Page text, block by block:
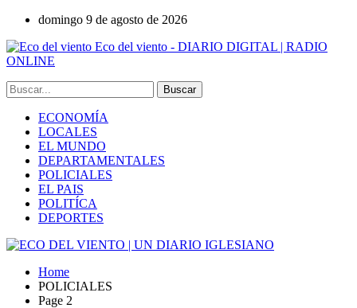
domingo 9 de agosto de 2026
Eco del viento - DIARIO DIGITAL | RADIO
ONLINE
ECONOMÍA
LOCALES
EL MUNDO
DEPARTAMENTALES
POLICIALES
EL PAIS
POLITÍCA
DEPORTES
Home
POLICIALES
Page 2